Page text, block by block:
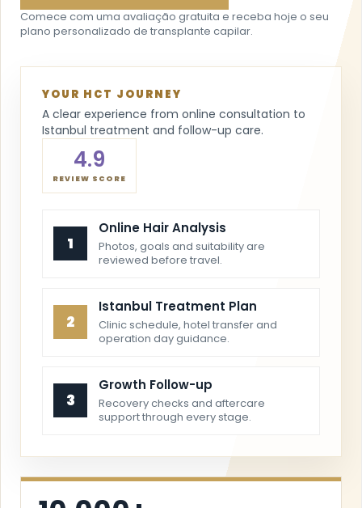
Comece com uma avaliação gratuita e receba hoje o seu
plano personalizado de transplante capilar.
YOUR HCT JOURNEY
A clear experience from online consultation to
Istanbul treatment and follow-up care.
4.9
REVIEW SCORE
1
Online Hair Analysis
Photos, goals and suitability are
reviewed before travel.
2
Istanbul Treatment Plan
Clinic schedule, hotel transfer and
operation day guidance.
3
Growth Follow-up
Recovery checks and aftercare
support through every stage.